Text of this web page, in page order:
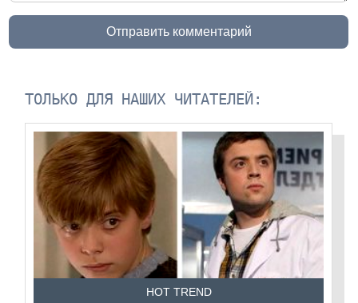
Отправить комментарий
ТОЛЬКО ДЛЯ НАШИХ ЧИТАТЕЛЕЙ:
HOT TREND